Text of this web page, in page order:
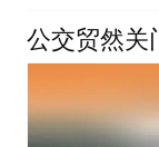
公交贸然关